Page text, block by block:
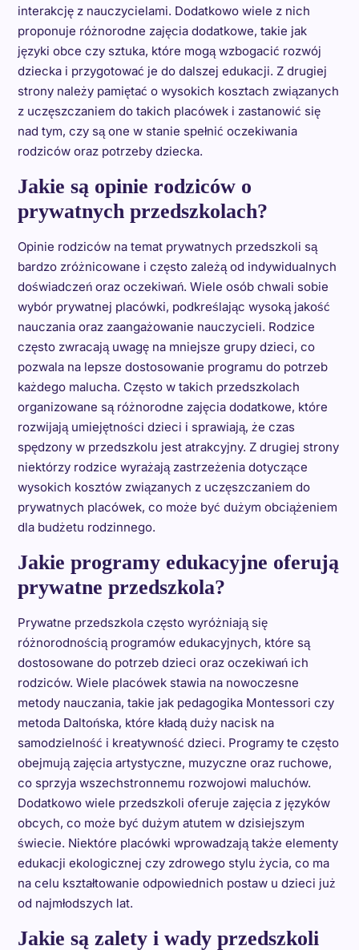
interakcję z nauczycielami. Dodatkowo wiele z nich
proponuje różnorodne zajęcia dodatkowe, takie jak
języki obce czy sztuka, które mogą wzbogacić rozwój
dziecka i przygotować je do dalszej edukacji. Z drugiej
strony należy pamiętać o wysokich kosztach związanych
z uczęszczaniem do takich placówek i zastanowić się
nad tym, czy są one w stanie spełnić oczekiwania
rodziców oraz potrzeby dziecka.
Jakie są opinie rodziców o
prywatnych przedszkolach?
Opinie rodziców na temat prywatnych przedszkoli są
bardzo zróżnicowane i często zależą od indywidualnych
doświadczeń oraz oczekiwań. Wiele osób chwali sobie
wybór prywatnej placówki, podkreślając wysoką jakość
nauczania oraz zaangażowanie nauczycieli. Rodzice
często zwracają uwagę na mniejsze grupy dzieci, co
pozwala na lepsze dostosowanie programu do potrzeb
każdego malucha. Często w takich przedszkolach
organizowane są różnorodne zajęcia dodatkowe, które
rozwijają umiejętności dzieci i sprawiają, że czas
spędzony w przedszkolu jest atrakcyjny. Z drugiej strony
niektórzy rodzice wyrażają zastrzeżenia dotyczące
wysokich kosztów związanych z uczęszczaniem do
prywatnych placówek, co może być dużym obciążeniem
dla budżetu rodzinnego.
Jakie programy edukacyjne oferują
prywatne przedszkola?
Prywatne przedszkola często wyróżniają się
różnorodnością programów edukacyjnych, które są
dostosowane do potrzeb dzieci oraz oczekiwań ich
rodziców. Wiele placówek stawia na nowoczesne
metody nauczania, takie jak pedagogika Montessori czy
metoda Daltońska, które kładą duży nacisk na
samodzielność i kreatywność dzieci. Programy te często
obejmują zajęcia artystyczne, muzyczne oraz ruchowe,
co sprzyja wszechstronnemu rozwojowi maluchów.
Dodatkowo wiele przedszkoli oferuje zajęcia z języków
obcych, co może być dużym atutem w dzisiejszym
świecie. Niektóre placówki wprowadzają także elementy
edukacji ekologicznej czy zdrowego stylu życia, co ma
na celu kształtowanie odpowiednich postaw u dzieci już
od najmłodszych lat.
Jakie są zalety i wady przedszkoli